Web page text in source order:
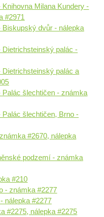
Milana Kundery -
#2971
dvůr - nálepka
palác -
palác a
šlechtičen - známka
šlechtičen, Brno -
#2670, nálepka
podzemí - známka
#210
- známka #2277
nálepka #2277
#2275, nálepka #2275